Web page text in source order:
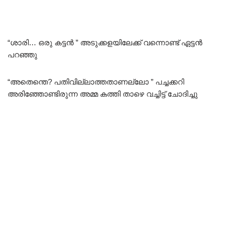
“ശാരി… ഒരു കട്ടൻ ” അടുക്കളയിലേക്ക് വന്നൊണ്ട് ഏട്ടൻ
പറഞ്ഞു
“അതെന്തെ? പതിവില്ലാത്തതാണല്ലോ ” പച്ചക്കറി
അരിഞ്ഞോണ്ടിരുന്ന അമ്മ കത്തി താഴെ വച്ചിട്ട് ചോദിച്ചു